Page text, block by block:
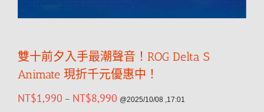
雙十前夕入手最潮聲音！ROG Delta S
Animate 現折千元優惠中！
NT$1,990 – NT$8,990 @2025/10/08 ,17:01